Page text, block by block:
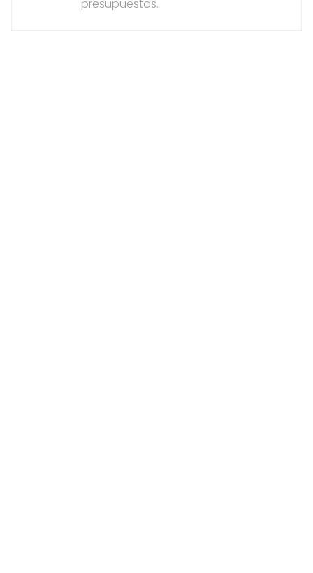
presupuestos.